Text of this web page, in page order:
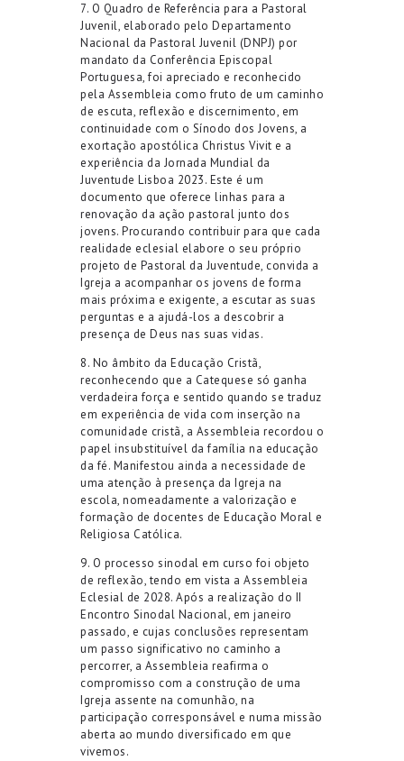
7. O Quadro de Referência para a Pastoral
Juvenil, elaborado pelo Departamento
Nacional da Pastoral Juvenil (DNPJ) por
mandato da Conferência Episcopal
Portuguesa, foi apreciado e reconhecido
pela Assembleia como fruto de um caminho
de escuta, reflexão e discernimento, em
continuidade com o Sínodo dos Jovens, a
exortação apostólica Christus Vivit e a
experiência da Jornada Mundial da
Juventude Lisboa 2023. Este é um
documento que oferece linhas para a
renovação da ação pastoral junto dos
jovens. Procurando contribuir para que cada
realidade eclesial elabore o seu próprio
projeto de Pastoral da Juventude, convida a
Igreja a acompanhar os jovens de forma
mais próxima e exigente, a escutar as suas
perguntas e a ajudá-los a descobrir a
presença de Deus nas suas vidas.
8. No âmbito da Educação Cristã,
reconhecendo que a Catequese só ganha
verdadeira força e sentido quando se traduz
em experiência de vida com inserção na
comunidade cristã, a Assembleia recordou o
papel insubstituível da família na educação
da fé. Manifestou ainda a necessidade de
uma atenção à presença da Igreja na
escola, nomeadamente a valorização e
formação de docentes de Educação Moral e
Religiosa Católica.
9. O processo sinodal em curso foi objeto
de reflexão, tendo em vista a Assembleia
Eclesial de 2028. Após a realização do II
Encontro Sinodal Nacional, em janeiro
passado, e cujas conclusões representam
um passo significativo no caminho a
percorrer, a Assembleia reafirma o
compromisso com a construção de uma
Igreja assente na comunhão, na
participação corresponsável e numa missão
aberta ao mundo diversificado em que
vivemos.